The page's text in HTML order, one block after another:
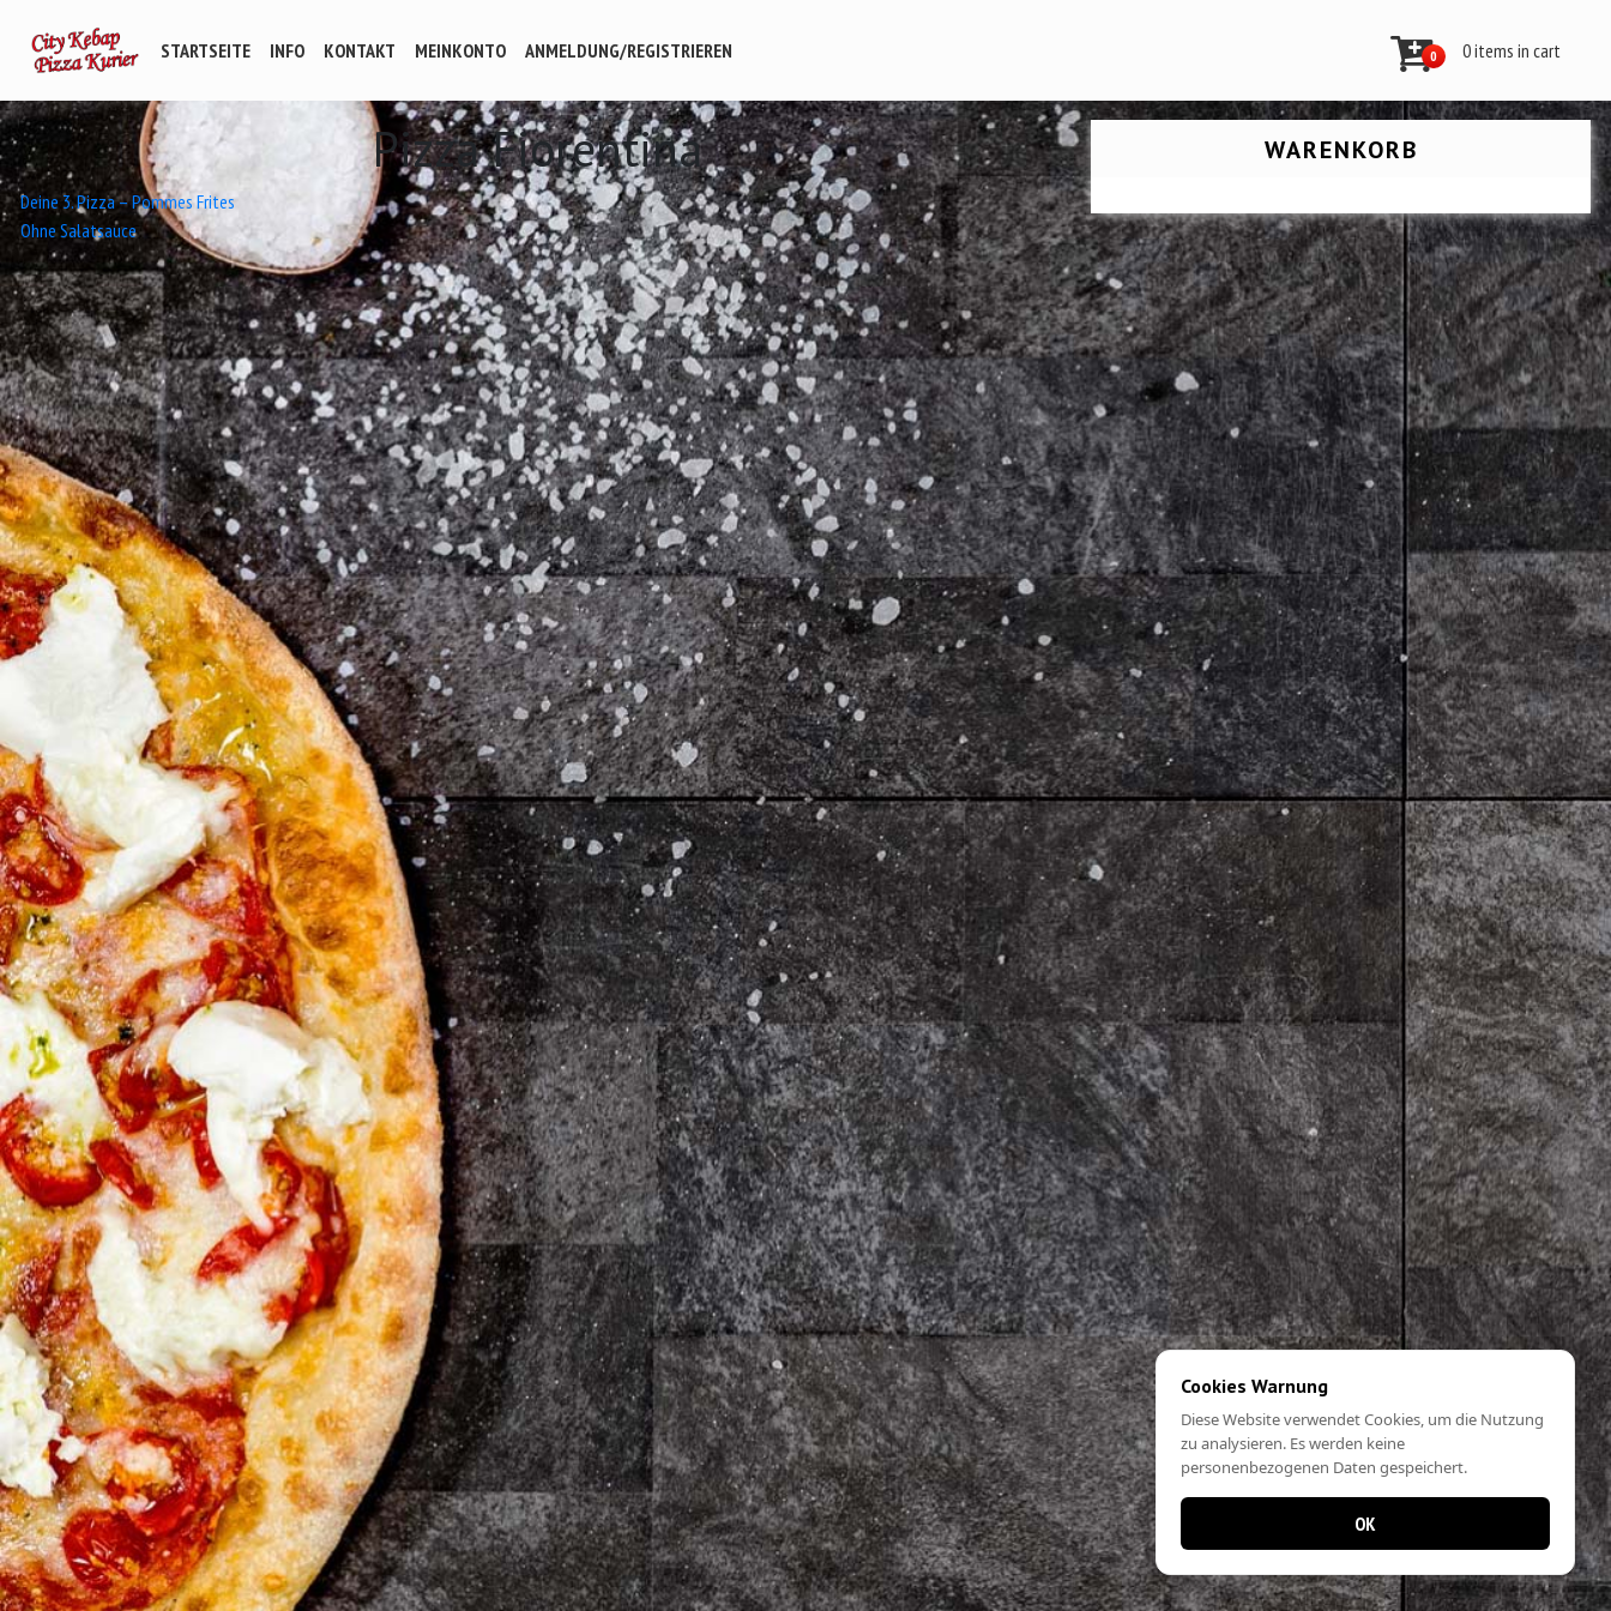
STARTSEITE INFO KONTAKT MEINKONTO ANMELDUNG/REGISTRIEREN 0 0 items in cart
Pizza Fiorentina
Beitrags-
Navigation
Deine 3. Pizza – Pommes Frites
Ohne Salatsauce
WARENKORB
Cookies Warnung
Diese Website verwendet Cookies, um die Nutzung
zu analysieren. Es werden keine
personenbezogenen Daten gespeichert.
OK